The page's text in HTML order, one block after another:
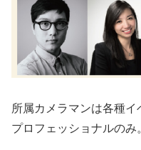
所属カメラマンは各種
プロフェッショナルのみ